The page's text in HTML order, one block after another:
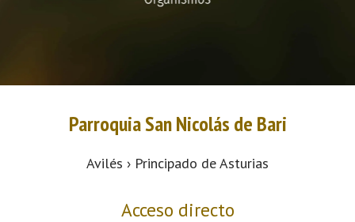
Parroquia San Nicolás de Bari
Avilés › Principado de Asturias
Acceso directo